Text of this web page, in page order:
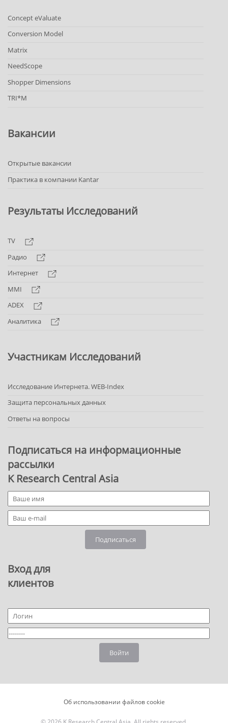
Concept eValuate
Conversion Model
Matrix
NeedScope
Shopper Dimensions
TRI*M
Вакансии
Открытые вакансии
Практика в компании Kantar
Результаты Исследований
TV
Радио
Интернет
MMI
ADEX
Аналитика
Участникам Исследований
Исследование Интернета. WEB-Index
Защита персональных данных
Ответы на вопросы
Подписаться на информационные
рассылки
K Research Central Asia
Подписаться
Вход для
клиентов
Войти
Об использовании файлов cookie